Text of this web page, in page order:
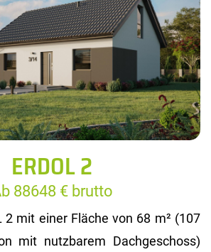
ERDOL 2
88648 € brutto
2 mit einer Fläche von 68 m² (107
mit nutzbarem Dachgeschoss)